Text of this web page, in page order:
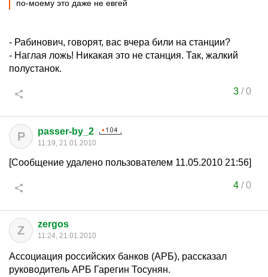
по-моему это даже не евгей
- Рабинович, говорят, вас вчера били на станции?
- Наглая ложь! Никакая это не станция. Так, жалкий
полустанок.
3/0
P passer-by_2
11:19, 21.01.2010
[Сообщение удалено пользователем 11.05.2010 21:56]
4/0
Z zergos
11:24, 21.01.2010
Ассоциация российских банков (АРБ), рассказал
руководитель АРБ Гарегин Тосунян.